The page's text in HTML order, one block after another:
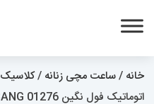
خانه /ساعت مچی زنانه /کلاسیک
اتوماتیک فول نگین HUBLOT BIG BANG 01276